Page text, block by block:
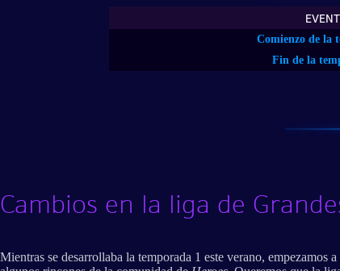
Comienzo de la
Fin de la
Cambios en la liga de
Mientras se desarrollaba la temporada 1 este verano, empezamos